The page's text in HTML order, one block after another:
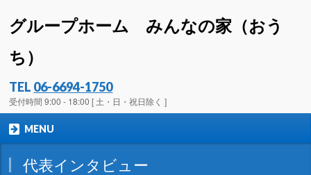
グループホーム みんなの家（おう
ち）
TEL 06-6694-1750
受付時間 9:00 - 18:00 [ 土・日・祝日除く ]
MENU
代表インタビュー